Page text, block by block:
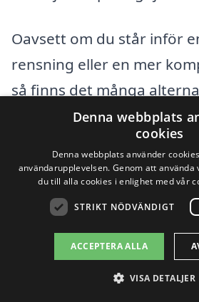
Oavsett om du står inför
rensning eller en mer
så finns det många
avloppsrensning i
grundlig research kan
kostnader i det långa
dig att återfå normal
snabbare.
Få 3 erbjudanden, gratis
Denna webbplats
cookies
Denna webbplats använder
användarupplevelsen. Genom att
du till alla cookies i enlighet med vår
STRIKT NÖDVÄNDIGT
ACCEPTERA ALLA
VISA DETALJER